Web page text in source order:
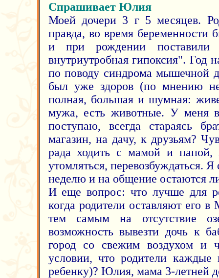
Спрашивает Юлия
Моей дочери 3 г 5 месяцев.
правда, во время беременности
и при рождении поставили
внутриутробная гипоксия". Год
по поводу синдрома мышечной
был уже здоров (по мнению
полная, большая и шумная:
мужа, есть животные. У меня
поступаю, всегда стараясь
магазин, на дачу, к друзьям?
рада ходить с мамой и
утомляться, перевозбуждаться.
неделю и на общение остаются
И еще вопрос: что лучше для
когда родители оставляют его в
тем самым на отсутствие
возможность вывезти дочь к
город со свежим воздухом и
условии, что родители
ребенку)? Юлия, мама 3-летней